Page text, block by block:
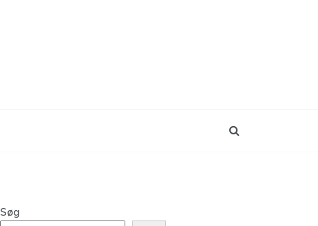
Søg